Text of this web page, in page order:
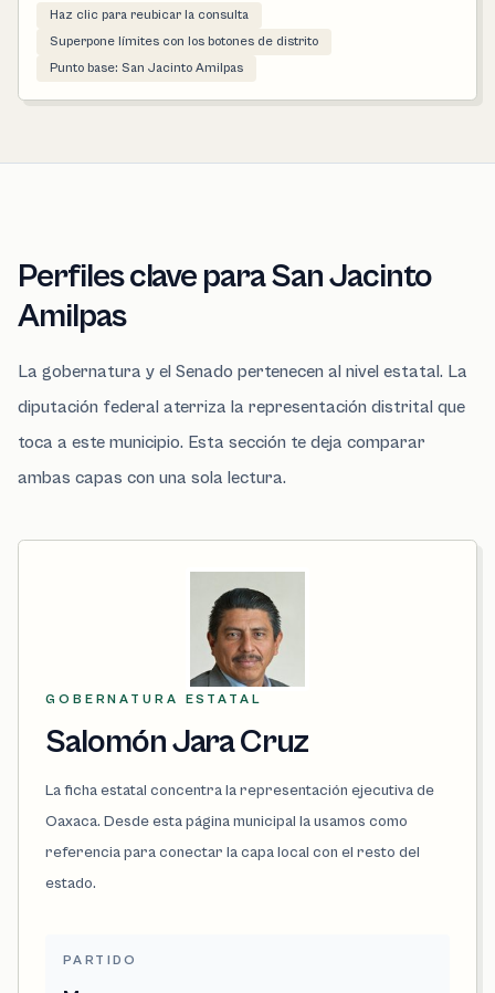
Haz clic para reubicar la consulta
Superpone límites con los botones de distrito
Punto base: San Jacinto Amilpas
Perfiles clave para San Jacinto
Amilpas
La gobernatura y el Senado pertenecen al nivel estatal. La
diputación federal aterriza la representación distrital que
toca a este municipio. Esta sección te deja comparar
ambas capas con una sola lectura.
GOBERNATURA ESTATAL
Salomón Jara Cruz
La ficha estatal concentra la representación ejecutiva de
Oaxaca. Desde esta página municipal la usamos como
referencia para conectar la capa local con el resto del
estado.
PARTIDO